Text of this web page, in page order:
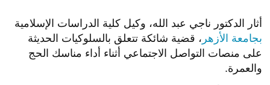
أثار الدكتور ناجي عبد الله، وكيل كلية الدراسات الإسلامية
بجامعة الأزهر ، قضية شائكة تتعلق بالسلوكيات الحديثة
على منصات التواصل الاجتماعي أثناء أداء مناسك الحج
والعمرة.